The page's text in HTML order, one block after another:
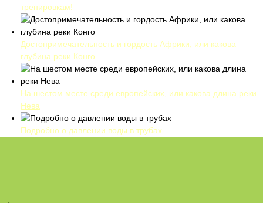
тренировкам!
Достопримечательность и гордость Африки, или какова
глубина реки Конго
На шестом месте среди европейских, или какова длина реки
Нева
Подробно о давлении воды в трубах